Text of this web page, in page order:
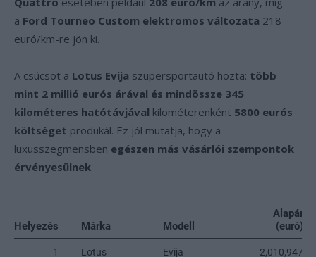
a Ford Tourneo Custom elektromos változata 218
euró/km-re jön ki.
A csúcsot a Lotus Evija szupersportautó hozta: több
mint 2 millió eurós árával és mindössze 345
kilométeres hatótávjával kilométerenként 5800 eurós
költséget produkál. Ez jól mutatja, hogy a
luxusszegmensben egészen más vásárlói szempontok
érvényesülnek.